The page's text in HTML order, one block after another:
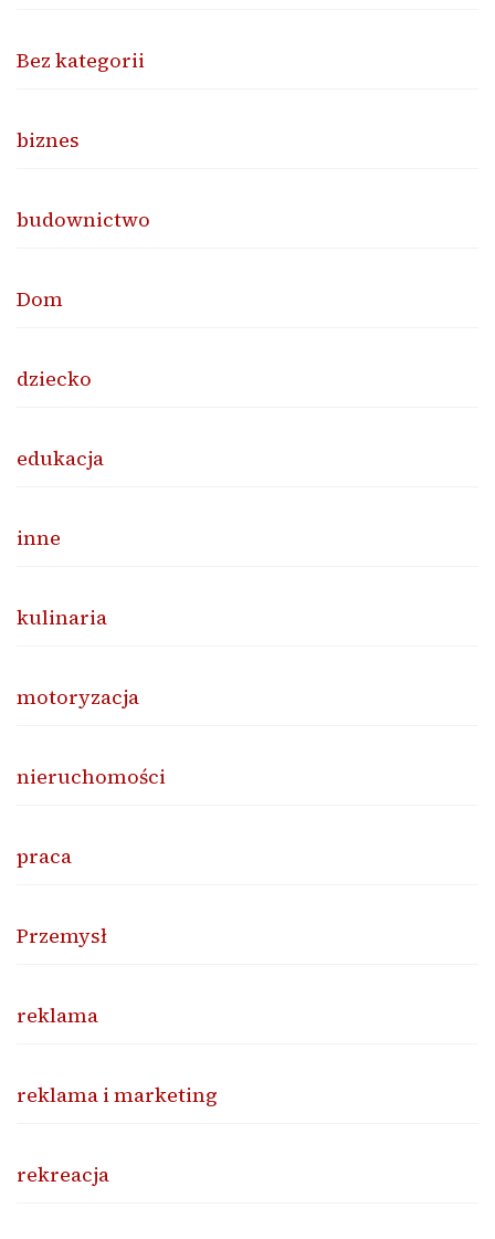
Bez kategorii
biznes
budownictwo
Dom
dziecko
edukacja
inne
kulinaria
motoryzacja
nieruchomości
praca
Przemysł
reklama
reklama i marketing
rekreacja